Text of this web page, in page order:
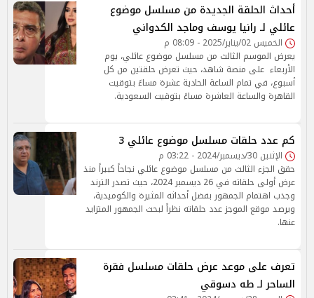
أحداث الحلقة الجديدة من مسلسل موضوع
عائلي لـ رانيا يوسف وماجد الكدواني
الخميس 02/يناير/2025 - 08:09 م
يعرض الموسم الثالث من مسلسل موضوع عائلي، يوم
الأربعاء على منصة شاهد، حيث تعرض حلقتين من كل
أسبوع، في تمام الساعة الحادية عشرة مساءً بتوقيت
القاهرة والساعة العاشرة مساءً بتوقيت السعودية.
كم عدد حلقات مسلسل موضوع عائلي 3
الإثنين 30/ديسمبر/2024 - 03:22 م
حقق الجزء الثالث من مسلسل موضوع عائلي نجاحاً كبيراً منذ
عرض أولى حلقاته في 26 ديسمبر 2024، حيث تصدر الترند
وجذب اهتمام الجمهور بفضل أحداثه المثيرة والكوميدية،
ويرصد موقع الموجز عدد حلقاته نظراً لبحث الجمهور المتزايد
عنها.
تعرف على موعد عرض حلقات مسلسل فقرة
الساحر لـ طه دسوقي